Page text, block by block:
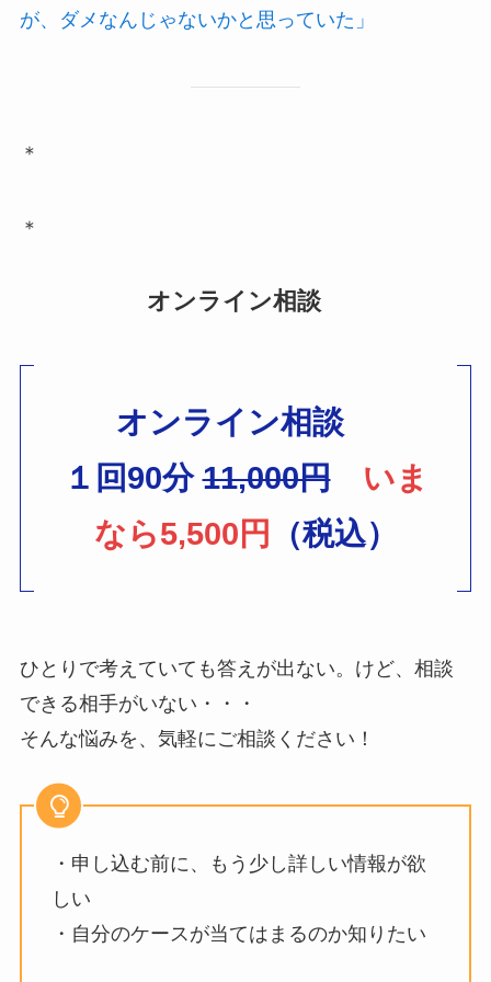
が、ダメなんじゃないかと思っていた」
＊
＊
オンライン相談
オンライン相談
１回90分11,000円
いま
なら5,500円
（税込）
ひとりで考えていても答えが出ない。けど、相談
できる相手がいない・・・
そんな悩みを、気軽にご相談ください！
・申し込む前に、もう少し詳しい情報が欲
しい
・自分のケースが当てはまるのか知りたい